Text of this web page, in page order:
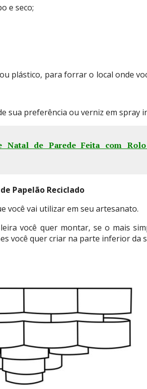
e seco;
plástico, para forrar o local onde
sua preferência ou verniz em spray
Natal de Parede Feita com
Papelão Reciclado
você vai utilizar em seu artesanato.
você quer montar, se o mais
você quer criar na parte inferior da